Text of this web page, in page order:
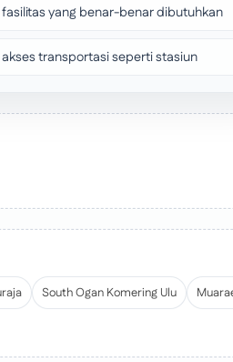
yang benar-benar dibutuhkan
transportasi seperti stasiun
South Ogan Komering Ulu